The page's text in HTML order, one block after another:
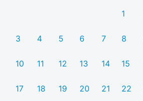
1
3 4 5 6 7 8
10 11 12 13 14 15
17 18 19 20 21 22